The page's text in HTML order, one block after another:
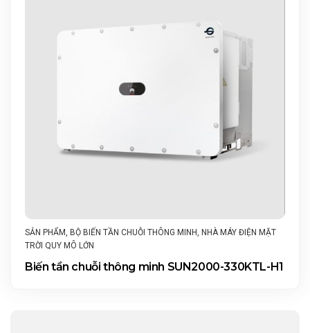
SẢN PHẨM, BỘ BIẾN TẦN CHUỖI THÔNG MINH, NHÀ MÁY ĐIỆN MẶT
TRỜI QUY MÔ LỚN
Biến tần chuỗi thông minh SUN2000-330KTL-H1